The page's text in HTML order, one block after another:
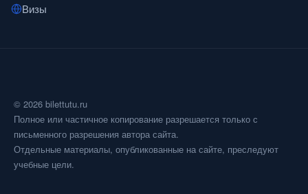
Визы
© 2026 bilettutu.ru
Полное или частичное копирование разрешается только с
письменного разрешения автора сайта.
Отдельные материалы, опубликованные на сайте, преследуют
учебные цели.